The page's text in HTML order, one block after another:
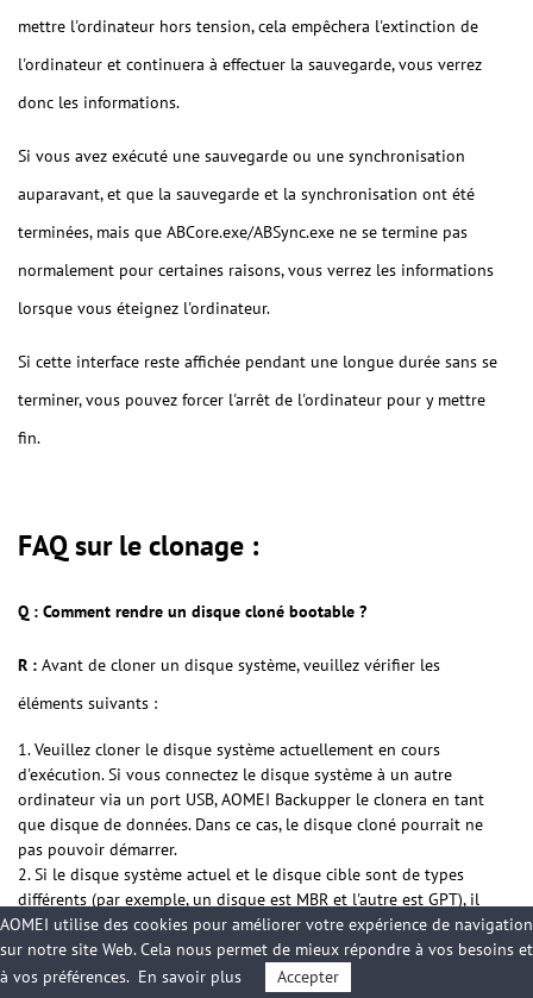
mettre l'ordinateur hors tension, cela empêchera l'extinction de
l'ordinateur et continuera à effectuer la sauvegarde, vous verrez
donc les informations.
Si vous avez exécuté une sauvegarde ou une synchronisation
auparavant, et que la sauvegarde et la synchronisation ont été
terminées, mais que ABCore.exe/ABSync.exe ne se termine pas
normalement pour certaines raisons, vous verrez les informations
lorsque vous éteignez l'ordinateur.
Si cette interface reste affichée pendant une longue durée sans se
terminer, vous pouvez forcer l'arrêt de l'ordinateur pour y mettre
fin.
FAQ sur le clonage :
Q : Comment rendre un disque cloné bootable ?
R : Avant de cloner un disque système, veuillez vérifier les
éléments suivants :
1. Veuillez cloner le disque système actuellement en cours
d'exécution. Si vous connectez le disque système à un autre
ordinateur via un port USB, AOMEI Backupper le clonera en tant
que disque de données. Dans ce cas, le disque cloné pourrait ne
pas pouvoir démarrer.
2. Si le disque système actuel et le disque cible sont de types
différents (par exemple, un disque est MBR et l'autre est GPT), il
est recommandé de convertir le disque cible en le même type que
le disque source via la Gestion des disques Windows par avance.
3. Nous vous recommandons d'exécuterchkdsk /r
AOMEI utilise des cookies pour améliorer votre expérience de navigation
sur notre site Web. Cela nous permet de mieux répondre à vos besoins et
à vos préférences. En savoir plus Accepter